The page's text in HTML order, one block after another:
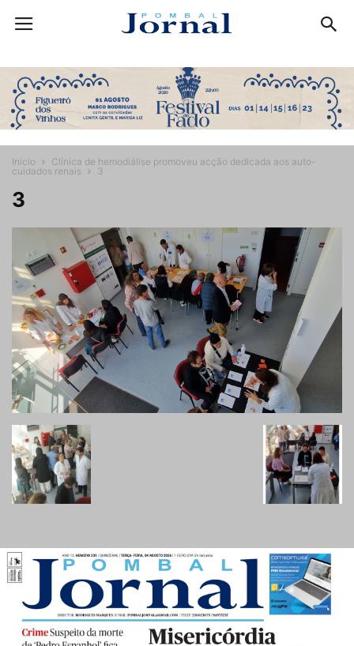
Início
Clínica de hemodiálise promoveu acção dedicada aos auto-
cuidados renais
3
3